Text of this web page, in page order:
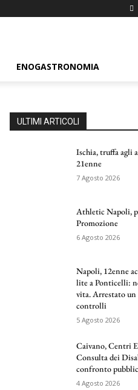
ENOGASTRONOMIA
ULTIMI ARTICOLI
Ischia, truffa agli
21enne
7 Agosto 2026
Athletic Napoli,
Promozione
6 Agosto 2026
Napoli, 12enne
lite a Ponticelli:
vita. Arrestato
controlli
5 Agosto 2026
Caivano, Centri
Consulta dei
confronto
4 Agosto 2026